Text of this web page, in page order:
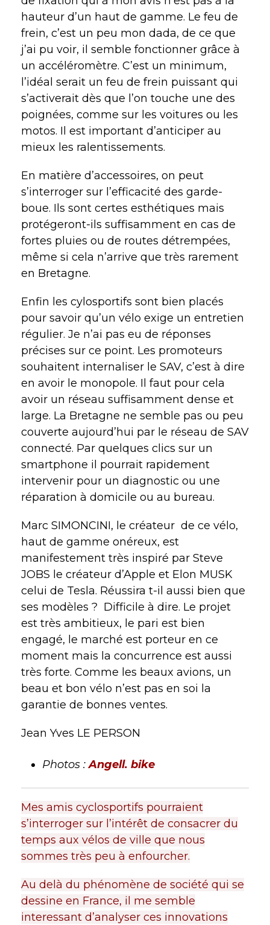
hauteur d’un haut de gamme. Le feu de
frein, c’est un peu mon dada, de ce que
j’ai pu voir, il semble fonctionner grâce à
un accéléromètre. C’est un minimum,
l’idéal serait un feu de frein puissant qui
s’activerait dès que l’on touche une des
poignées, comme sur les voitures ou les
motos. Il est important d’anticiper au
mieux les ralentissements.
En matière d’accessoires, on peut
s’interroger sur l’efficacité des garde-
boue. Ils sont certes esthétiques mais
protégeront-ils suffisamment en cas de
fortes pluies ou de routes détrempées,
même si cela n’arrive que très rarement
en Bretagne.
Enfin les cylosportifs sont bien placés
pour savoir qu’un vélo exige un entretien
régulier. Je n’ai pas eu de réponses
précises sur ce point. Les promoteurs
souhaitent internaliser le SAV, c’est à dire
en avoir le monopole. Il faut pour cela
avoir un réseau suffisamment dense et
large. La Bretagne ne semble pas ou peu
couverte aujourd’hui par le réseau de SAV
connecté. Par quelques clics sur un
smartphone il pourrait rapidement
intervenir pour un diagnostic ou une
réparation à domicile ou au bureau.
Marc SIMONCINI, le créateur de ce vélo,
haut de gamme onéreux, est
manifestement très inspiré par Steve
JOBS le créateur d’Apple et Elon MUSK
celui de Tesla. Réussira t-il aussi bien que
ses modèles ? Difficile à dire. Le projet
est très ambitieux, le pari est bien
engagé, le marché est porteur en ce
moment mais la concurrence est aussi
très forte. Comme les beaux avions, un
beau et bon vélo n’est pas en soi la
garantie de bonnes ventes.
Jean Yves LE PERSON
Photos :Angell. bike
Mes amis cyclosportifs pourraient
s’interroger sur l’intérêt de consacrer du
temps aux vélos de ville que nous
sommes très peu à enfourcher.
Au delà du phénomène de société qui se
dessine en France, il me semble
interessant d’analyser ces innovations